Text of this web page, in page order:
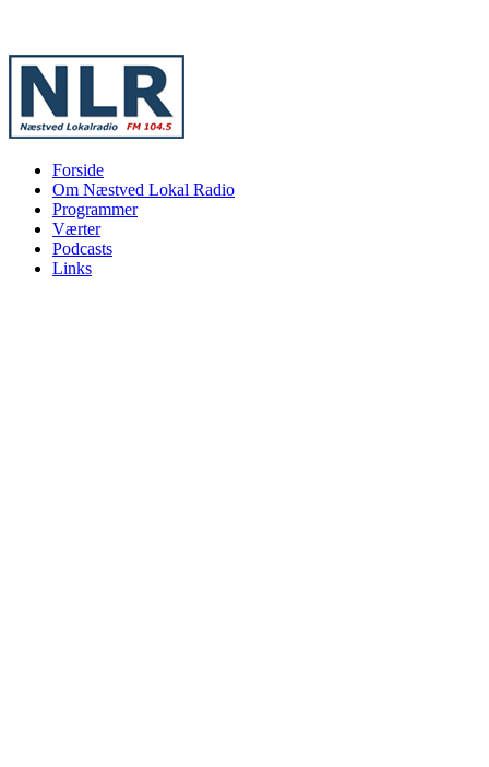
Forside
Om Næstved Lokal Radio
Programmer
Værter
Podcasts
Links